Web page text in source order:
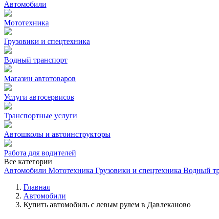
Автомобили
Мототехника
Грузовики и спецтехника
Водный транспорт
Магазин автотоваров
Услуги автосервисов
Транспортные услуги
Автошколы и автоинструкторы
Работа для водителей
Все категории
Автомобили Мототехника Грузовики и спецтехника Водный
Главная
Автомобили
Купить автомобиль с левым рулем в Давлеканово